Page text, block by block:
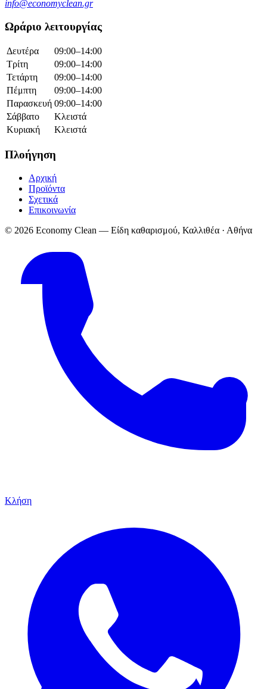
info@economyclean.gr
Ωράριο λειτουργίας
Δευτέρα
09:00–14:00
Τρίτη
09:00–14:00
Τετάρτη
09:00–14:00
Πέμπτη
09:00–14:00
Παρασκευή 09:00–14:00
Σάββατο
Κλειστά
Κυριακή
Κλειστά
Πλοήγηση
Αρχική
Προϊόντα
Σχετικά
Επικοινωνία
© 2026 Economy Clean — Είδη καθαρισμού, Καλλιθέα · Αθήνα
Κλήση